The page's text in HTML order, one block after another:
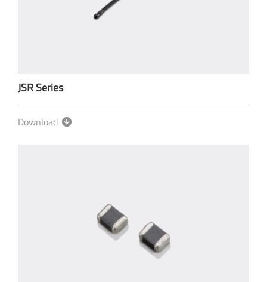
JSR Series
Download